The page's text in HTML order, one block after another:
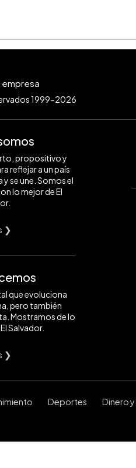
1999-2026
propositivo y
reflejar a un país
y se une. Somos el
lo mejor de El
❯
que evoluciona
pero también
Mostramos de lo
Salvador.
❯
Deportes Dinero